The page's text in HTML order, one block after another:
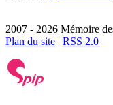
2007 - 2026 Mémoire
Plan du site | RSS 2.0